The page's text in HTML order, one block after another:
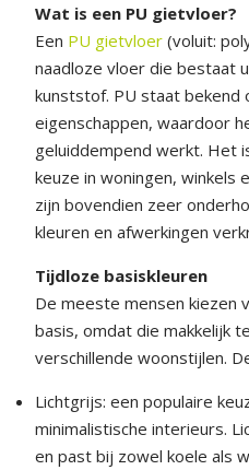
Wat is een PU gietvloer?
Een PU gietvloer (voluit:
naadloze vloer die bestaat
kunststof. PU staat bekend
eigenschappen, waardoor
geluiddempend werkt. Het
keuze in woningen, winkels
zijn bovendien zeer
kleuren en afwerkingen
Tijdloze basiskleuren
De meeste mensen kiezen
basis, omdat die makkelijk
verschillende woonstijlen.
Lichtgrijs: een populaire
minimalistische interieurs.
en past bij zowel koele als